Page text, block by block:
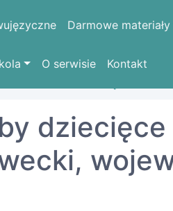
Darmowe materiały
O serwisie Kontakt